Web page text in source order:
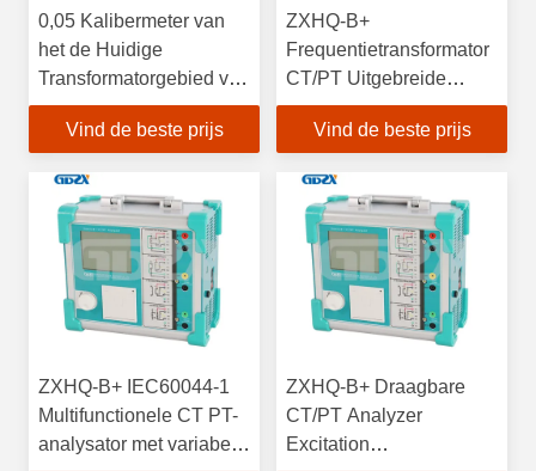
0,05 Kalibermeter van
het de Huidige
Transformatorgebied van
de
Niveaunauwkeurigheid
Vind de beste prijs
ZXHQ-B+
Frequentietransformator
CT/PT Uitgebreide
Tester Karakteristieke
Tester Stroom
Vind de beste prijs
ZXHQ-B+ IEC60044-1
Multifunctionele CT PT-
analysator met variabele
ZXHQ-B+ Draagbare
CT/PT Analyzer
Excitation